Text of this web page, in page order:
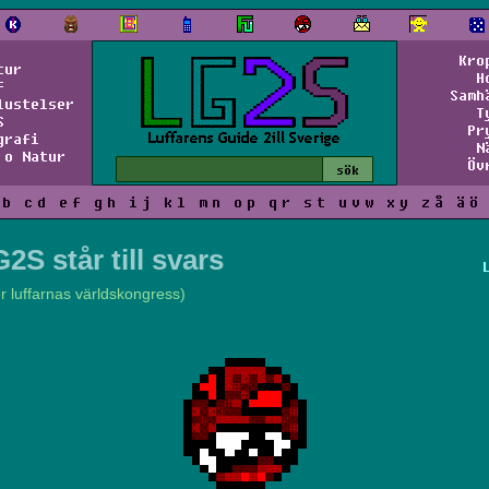
Natur
b c d e f g h i j k l m n o p q r s t u v w x y z å ä ö
står till svars
luffarnas världskongress)